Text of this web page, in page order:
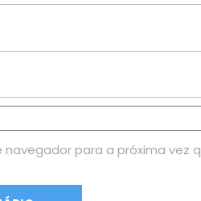
navegador para a próxima vez